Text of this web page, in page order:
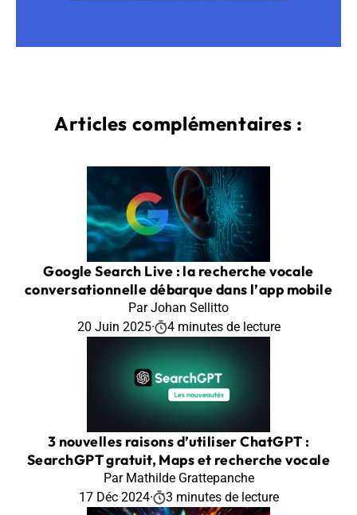
Articles complémentaires :
Google Search Live : la recherche vocale
conversationnelle débarque dans l’app mobile
Par Johan Sellitto
20 Juin 2025· 4 minutes de lecture
3 nouvelles raisons d’utiliser ChatGPT :
SearchGPT gratuit, Maps et recherche vocale
Par Mathilde Grattepanche
17 Déc 2024· 3 minutes de lecture